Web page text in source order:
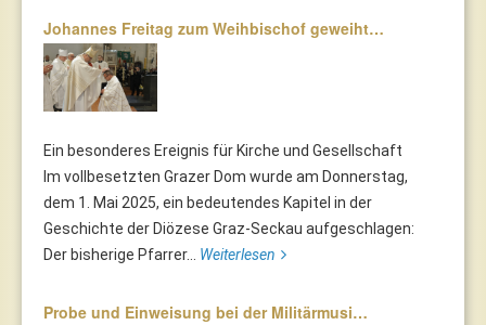
Johannes Freitag zum Weihbischof geweiht…
Ein besonderes Ereignis für Kirche und Gesellschaft
Im vollbesetzten Grazer Dom wurde am Donnerstag,
dem 1. Mai 2025, ein bedeutendes Kapitel in der
Geschichte der Diözese Graz-Seckau aufgeschlagen:
Der bisherige Pfarrer... Weiterlesen
Probe und Einweisung bei der Militärmusi…